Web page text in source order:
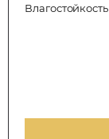
Влагостойкость